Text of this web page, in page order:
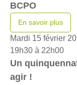
BCPO
En savoir plus
Mardi 15 février
19h30 à 22h00
Un
agir !